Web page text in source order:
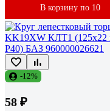
В корзину по 10
-12%
58 ₽